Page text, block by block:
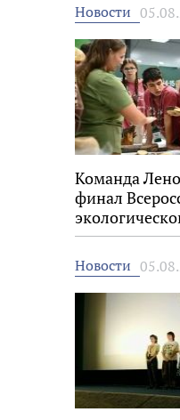
Новости
Команда
финал
Новости